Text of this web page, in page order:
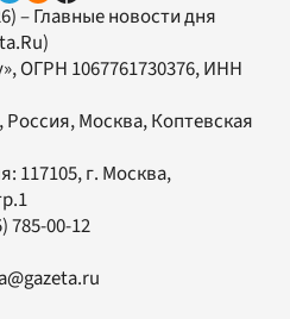
– Главные новости дня
, ОГРН 1067761730376, ИНН
Россия, Москва, Коптевская
117105, г. Москва,
785-00-12